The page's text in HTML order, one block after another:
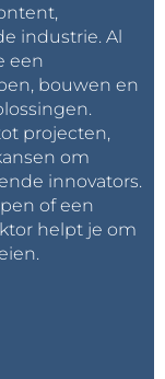
industrie. Al
een
bouwen en
projecten,
om
innovators.
of een
helpt je om